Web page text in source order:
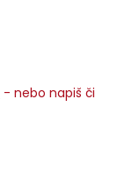
- nebo napiš či